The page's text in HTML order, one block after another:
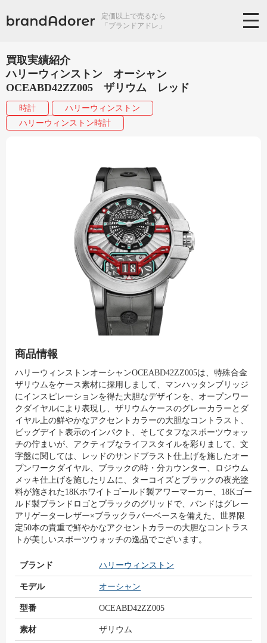
定価以上で売るなら
「ブランドアドレ」
買取実績紹介
ハリーウィンストン オーシャン
OCEABD42ZZ005 ザリウム レッド
時計
ハリーウィンストン
ハリーウィンストン時計
商品情報
ハリーウィンストンオーシャンOCEABD42ZZ005は、特殊合金
ザリウムをケース素材に採用しまして、マンハッタンブリッジ
にインスピレーションを得た大胆なデザインを、オープンワー
クダイヤルにより表現し、ザリウムケースのグレーカラーとダ
イヤル上の鮮やかなアクセントカラーの大胆なコントラスト、
ビッグデイト表示のインパクト、そしてタフなスポーツウォッ
チの佇まいが、アクティブなライフスタイルを彩りまして、文
字盤に関しては、レッドのサンドブラスト仕上げを施したオー
プンワークダイヤル、ブラックの時・分カウンター、ロジウム
メッキ仕上げを施したリムに、ターコイズとブラックの夜光塗
料が施された18Kホワイトゴールド製アワーマーカー、18Kゴー
ルド製ブランドロゴとブラックのグリッドで、バンドはグレー
アリゲーターレザー×ブラックラバーベースを備えた、世界限
定50本の貴重で鮮やかなアクセントカラーの大胆なコントラス
トが美しいスポーツウォッチの逸品でございます。
ブランド ハリーウィンストン
モデル オーシャン
型番 OCEABD42ZZ005
素材 ザリウム